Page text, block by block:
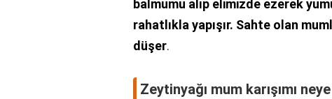
balmumu alıp elimizde ezerek
rahatlıkla yapışır. Sahte olan
düşer.
Zeytinyağı mum karışımı